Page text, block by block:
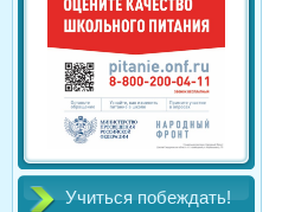
Учиться побеждать!